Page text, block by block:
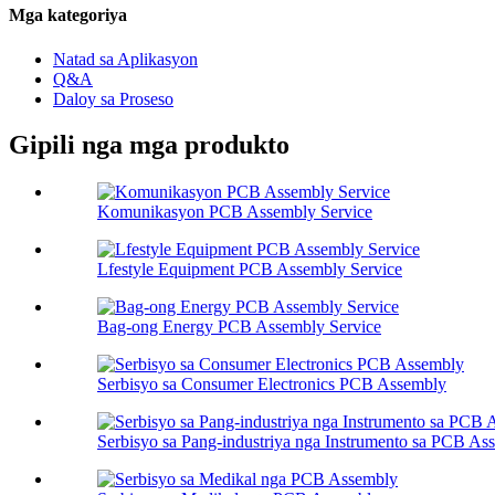
Mga kategoriya
Natad sa Aplikasyon
Q&A
Daloy sa Proseso
Gipili nga mga produkto
Komunikasyon PCB Assembly Service
Lfestyle Equipment PCB Assembly Service
Bag-ong Energy PCB Assembly Service
Serbisyo sa Consumer Electronics PCB Assembly
Serbisyo sa Pang-industriya nga Instrumento sa PCB